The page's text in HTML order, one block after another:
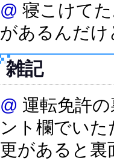
@ 寝こけて
があるんだ
雑記
@ 運転免許
ント欄でい
更があると裏